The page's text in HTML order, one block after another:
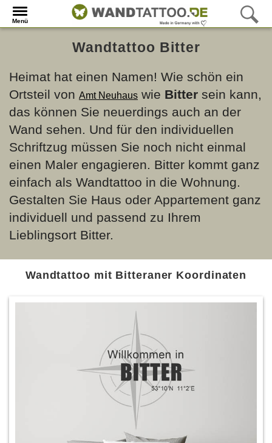
Menü
Wandtattoo Bitter
Heimat hat einen Namen! Wie schön ein
Ortsteil von Amt Neuhaus wie Bitter sein kann,
das können Sie neuerdings auch an der
Wand sehen. Und für den individuellen
Schriftzug müssen Sie noch nicht einmal
einen Maler engagieren. Bitter kommt ganz
einfach als Wandtattoo in die Wohnung.
Gestalten Sie Haus oder Appartement ganz
individuell und passend zu Ihrem
Lieblingsort Bitter.
Wandtattoo mit Bitteraner Koordinaten